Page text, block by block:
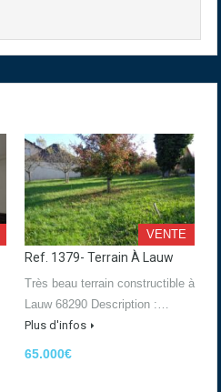
VENTE
Ref. 1379- Terrain À Lauw
Très beau terrain constructible à
Lauw 68290 Description :…
Plus d'infos
65.000€